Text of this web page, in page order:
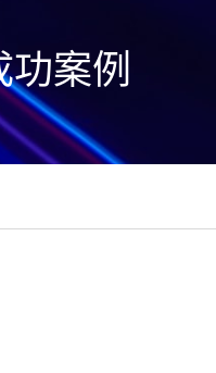
户外
其它
功案例